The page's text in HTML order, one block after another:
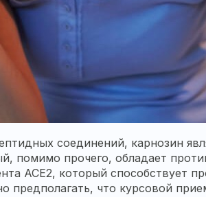
соединений, карнозин
помимо прочего, обладает
ACE2, который способствует
предполагать, что курсовой